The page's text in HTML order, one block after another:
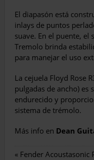
El diapasón está
inlays de puntos
suave. En el puente, el
Tremolo brinda
para manejar el uso
La cejuela Floyd Rose
pulgadas de ancho) es
endurecido y
sistema de trémolo.
Más info en Dean
« Fender Acoustasonic Player